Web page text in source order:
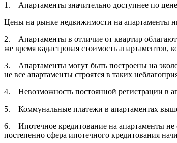
1. Апартаменты значительно доступнее по
Цены на рынке недвижимости на апартаменты
2. Апартаменты в отличие от квартир
же время кадастровая стоимость апартаментов,
3. Апартаменты могут быть построены на
не все апартаменты строятся в таких
4. Невозможность постоянной регистрации в
5. Коммунальные платежи в апартаментах
6. Ипотечное кредитование на апартаменты не
постепенно сфера ипотечного кредитования